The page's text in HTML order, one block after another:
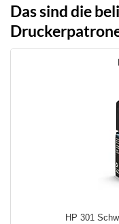
Das sind die
HP 301